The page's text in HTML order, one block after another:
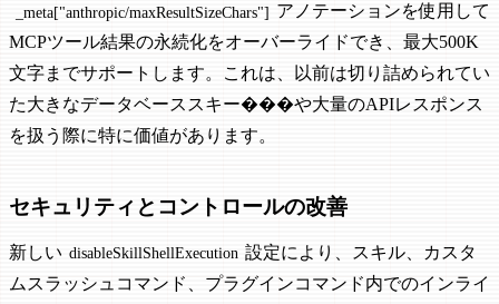
_meta["anthropic/maxResultSizeChars"] アノテーションを使用して
MCPツール結果の永続化をオーバーライドでき、最大500K
文字までサポートします。これは、以前は切り詰められてい
た大きなデータベーススキー���や大量のAPIレスポンス
を扱う際に特に価値があります。
セキュリティとコントロールの改善
新しい disableSkillShellExecution 設定により、スキル、カスタ
ムスラッシュコマンド、プラグインコマンド内でのインライ